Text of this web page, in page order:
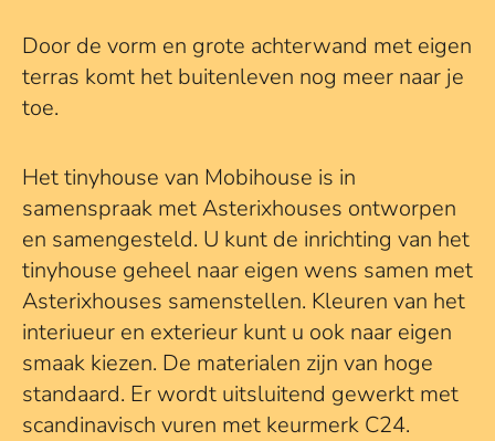
Door de vorm en grote achterwand met eigen
terras komt het buitenleven nog meer naar je
toe.
Het tinyhouse van Mobihouse is in
samenspraak met Asterixhouses ontworpen
en samengesteld. U kunt de inrichting van het
tinyhouse geheel naar eigen wens samen met
Asterixhouses samenstellen. Kleuren van het
interiueur en exterieur kunt u ook naar eigen
smaak kiezen. De materialen zijn van hoge
standaard. Er wordt uitsluitend gewerkt met
scandinavisch vuren met keurmerk C24.